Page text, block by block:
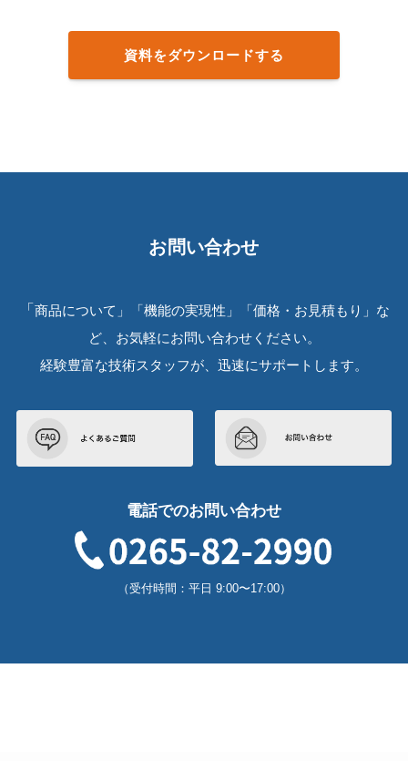
資料をダウンロードする
お問い合わせ
「 商品について」「機能の実現性」「価格・お見積もり」な
ど、お気軽にお問い合わせください。
経験豊富な技術スタッフが、迅速にサポートします。
電話でのお問い合わせ
（受付時間：平日 9:00〜17:00）